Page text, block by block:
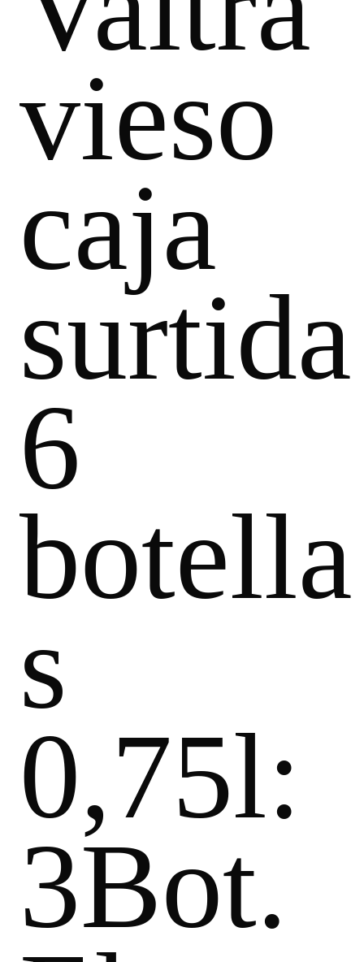
vieso
caja
surtida
6
botella
s
0,75l:
3Bot.